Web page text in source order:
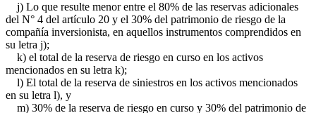
j) Lo que resulte menor entre el 80% de las reservas adicionales
del N° 4 del artículo 20 y el 30% del patrimonio de riesgo de la
compañía inversionista, en aquellos instrumentos comprendidos en
su letra j);
k) el total de la reserva de riesgo en curso en los activos
mencionados en su letra k);
l) El total de la reserva de siniestros en los activos mencionados
en su letra l), y
m) 30% de la reserva de riesgo en curso y 30% del patrimonio de